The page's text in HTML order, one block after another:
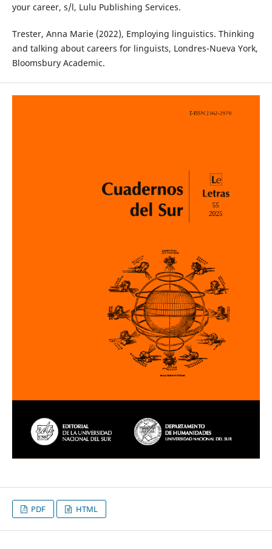
your career, s/l, Lulu Publishing Services.
Trester, Anna Marie (2022), Employing linguistics. Thinking
and talking about careers for linguists, Londres-Nueva York,
Bloomsbury Academic.
PDF HTML